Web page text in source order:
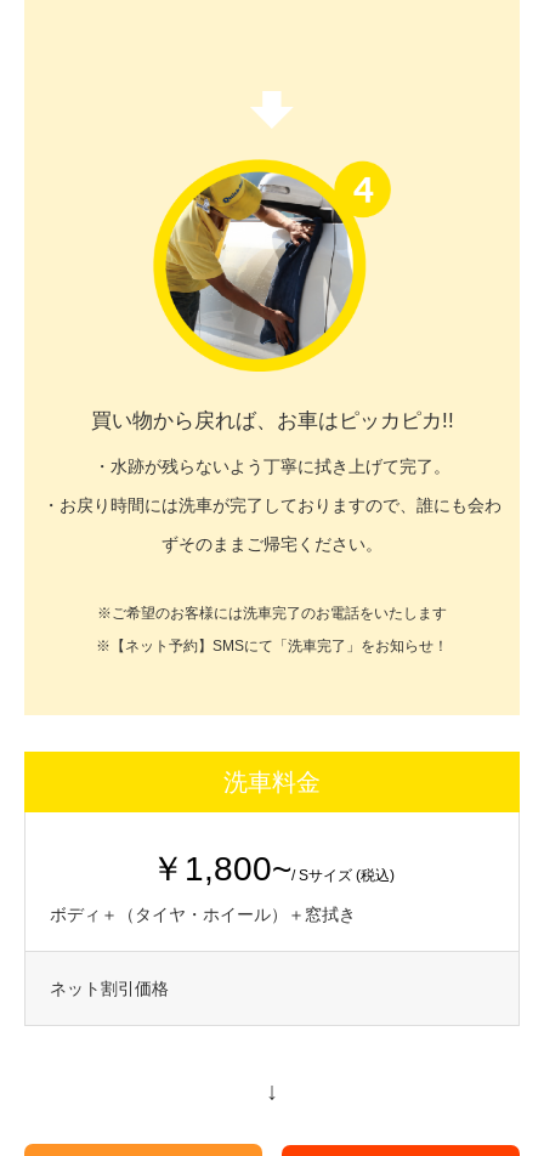
買い物から戻れば、お車はピッカピカ!!
・水跡が残らないよう丁寧に拭き上げて完了。
・お戻り時間には洗車が完了しておりますので、誰にも会わ
ずそのままご帰宅ください。
※ご希望のお客様には洗車完了のお電話をいたします
※【ネット予約】SMSにて「洗車完了」をお知らせ！
洗車料金
￥1,800~/ Sサイズ (税込)
ボディ＋（タイヤ・ホイール）＋窓拭き
ネット割引価格
↓